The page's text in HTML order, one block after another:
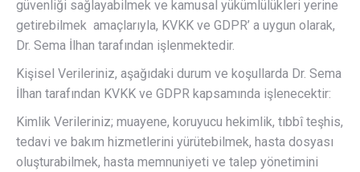
güvenliği sağlayabilmek ve kamusal yükümlülükleri yerine
getirebilmek amaçlarıyla, KVKK ve GDPR’ a uygun olarak,
Dr. Sema İlhan tarafından işlenmektedir.
Kişisel Verileriniz, aşağıdaki durum ve koşullarda Dr. Sema
İlhan tarafından KVKK ve GDPR kapsamında işlenecektir:
Kimlik Verileriniz; muayene, koruyucu hekimlik, tıbbî teşhis,
tedavi ve bakım hizmetlerini yürütebilmek, hasta dosyası
oluşturabilmek, hasta memnuniyeti ve talep yönetimini